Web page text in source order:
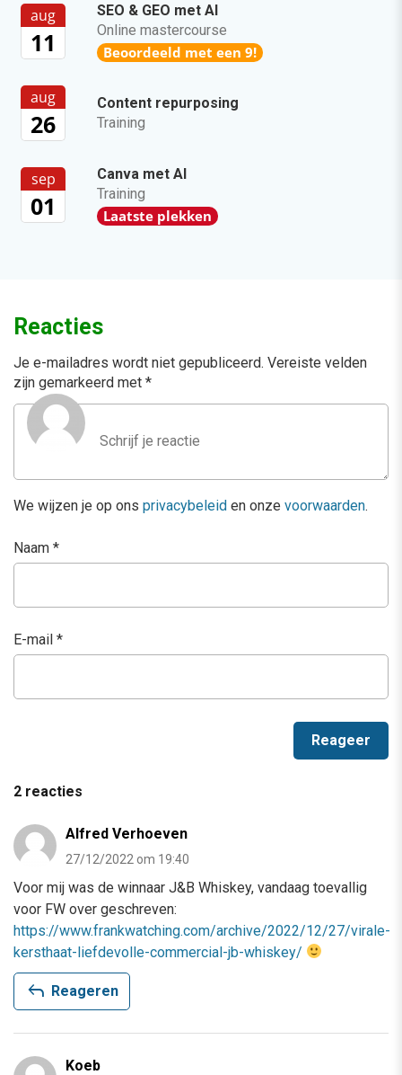
aug
11
SEO & GEO met AI
Online mastercourse
Beoordeeld met een 9!
aug
26
Content repurposing
Training
sep
01
Canva met AI
Training
Laatste plekken
Reacties
Je e-mailadres wordt niet gepubliceerd. Vereiste velden
zijn gemarkeerd met *
We wijzen je op ons privacybeleid en onze voorwaarden.
Naam *
E-mail *
2 reacties
Alfred Verhoeven
27/12/2022 om 19:40
Voor mij was de winnaar J&B Whiskey, vandaag toevallig
voor FW over geschreven:
https://www.frankwatching.com/archive/2022/12/27/virale-
kersthaat-liefdevolle-commercial-jb-whiskey/
reply Reageren
Koeb